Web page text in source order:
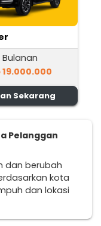
Bulanan
19.000.000
Sekarang
Pelanggan
dan berubah
kota
dan lokasi